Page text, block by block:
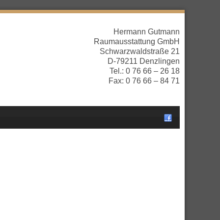
Hermann Gutmann
Raumausstattung GmbH
Schwarzwaldstraße 21
D-79211 Denzlingen
Tel.: 0 76 66 – 26 18
Fax: 0 76 66 – 84 71